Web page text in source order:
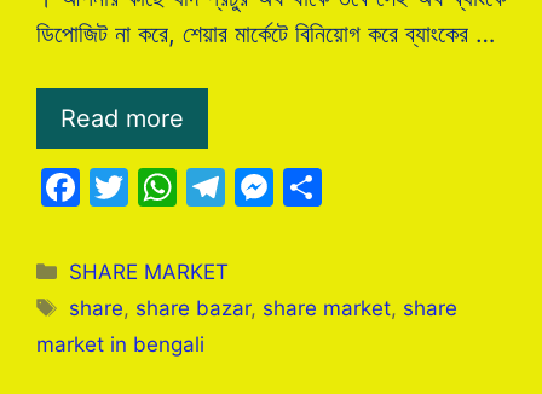
ডিপোজিট না করে, শেয়ার মার্কেটে বিনিয়োগ করে ব্যাংকের …
Read more
F
c
e
b
T
itt
er
W
at
s
A
T
e
gr
M
s
e
Categories
SHARE MARKET
Tags
share, share bazar, share market, share
market in bengali